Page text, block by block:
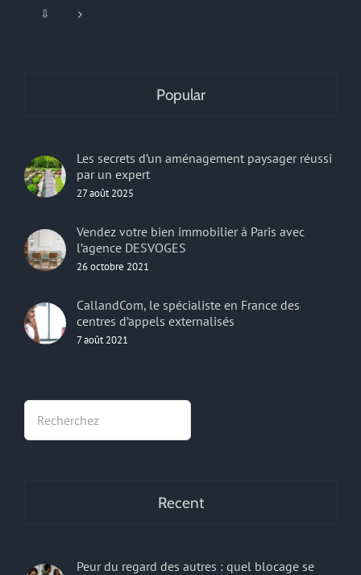
⇩
Popular
Les secrets d’un aménagement paysager réussi
par un expert
27 août 2025
Vendez votre bien immobilier à Paris avec
l’agence DESVOGES
26 octobre 2021
CallandCom, le spécialiste en France des
centres d’appels externalisés
7 août 2021
Recent
Peur du regard des autres : quel blocage se